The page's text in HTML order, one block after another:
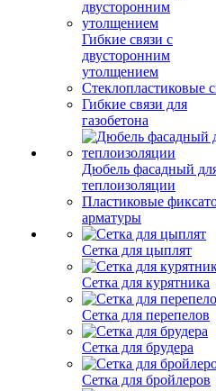
Гибкие связи с
двусторонним
утолщением
Стеклопластиковые
Гибкие связи для
газобетона
Дюбель фасадный
теплоизоляции
Пластиковые
арматуры
Сетка для цыплят
Сетка для курятника
Сетка для перепелов
Сетка для брудера
Сетка для бройлеров